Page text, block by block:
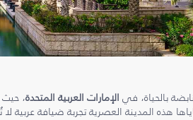
بالحياة، في الإمارات العربية المتحدة، حيث
هذه المدينة العصرية تجربة ضيافة عربية